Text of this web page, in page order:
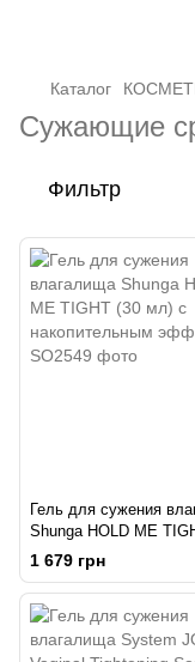
Каталог
Сужающие
Фильтр
Гель для сужения
Shunga HOLD ME
мл) с накопительным
эффектом
1 679 грн